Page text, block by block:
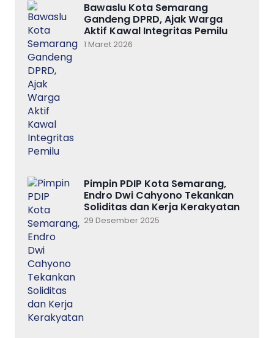
Bawaslu Kota Semarang
Gandeng DPRD, Ajak Warga
Aktif Kawal Integritas Pemilu
1 Maret 2026
Pimpin PDIP Kota Semarang,
Endro Dwi Cahyono Tekankan
Soliditas dan Kerja Kerakyatan
29 Desember 2025